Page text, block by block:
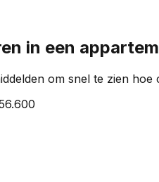
in een
om snel te zien